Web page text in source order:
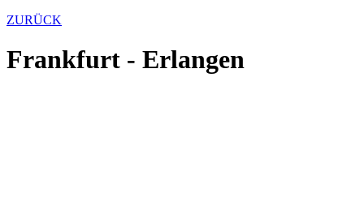
ZURÜCK
Frankfurt - Erlangen